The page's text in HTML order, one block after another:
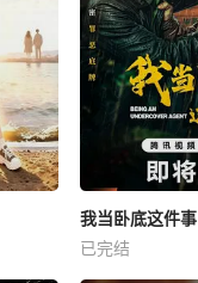
我当卧底这件事
已完结